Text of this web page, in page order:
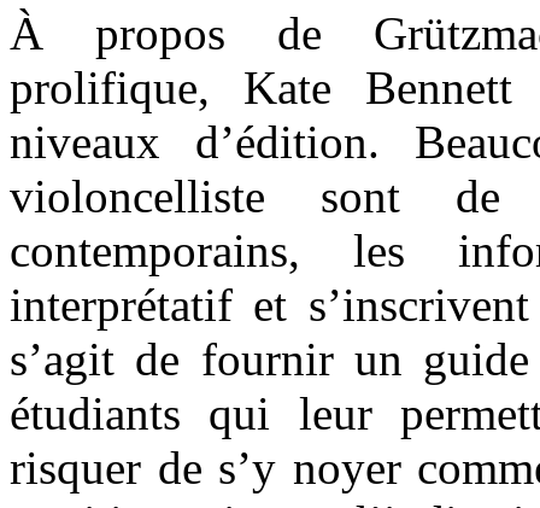
À propos de
prolifique, Kate Bennett
niveaux d’édition.
violoncelliste sont
contemporains, les
interprétatif et
s’agit de fournir un
étudiants qui leur
risquer de s’y noyer